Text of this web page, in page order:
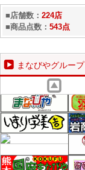
■店舗数： 224店
■商品点数： 543点
まなびやグループ